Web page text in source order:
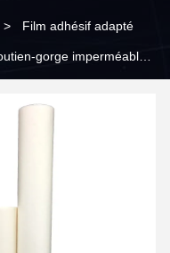
> Film adhésif adapté
gorge imperméable